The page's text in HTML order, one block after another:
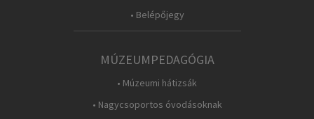
• Belépőjegy
MÚZEUMPEDAGÓGIA
• Múzeumi hátizsák
• Nagycsoportos óvodásoknak